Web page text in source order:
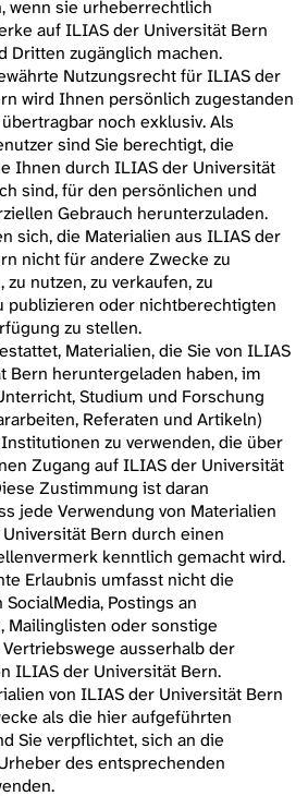
wenn sie urheberrechtlich
auf ILIAS der Universität Bern
Dritten zugänglich machen.
Nutzungsrecht für ILIAS der
wird Ihnen persönlich zugestanden
noch exklusiv. Als
sind Sie berechtigt, die
Ihnen durch ILIAS der Universität
sind, für den persönlichen und
Gebrauch herunterzuladen.
sich, die Materialien aus ILIAS der
nicht für andere Zwecke zu
nutzen, zu verkaufen, zu
publizieren oder nichtberechtigten
zu stellen.
Materialien, die Sie von ILIAS
Bern heruntergeladen haben, im
Studium und Forschung
Referaten und Artikeln)
zu verwenden, die über
Zugang auf ILIAS der Universität
Zustimmung ist daran
jede Verwendung von Materialien
Bern durch einen
kenntlich gemacht wird.
Erlaubnis umfasst nicht die
Postings an
Mailinglisten oder sonstige
ausserhalb der
ILIAS der Universität Bern.
von ILIAS der Universität Bern
als die hier aufgeführten
Sie verpflichtet, sich an die
des entsprechenden